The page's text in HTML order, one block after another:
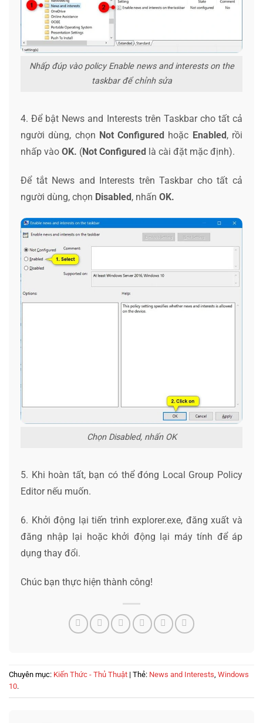
Nhấp đúp vào policy Enable news and interests on the
taskbar để chỉnh sửa
4. Để bật News and Interests trên Taskbar cho tất cả
người dùng, chọn Not Configured hoặc Enabled, rồi
nhấp vào OK. (Not Configured là cài đặt mặc định).
Để tắt News and Interests trên Taskbar cho tất cả
người dùng, chọn Disabled, nhấn OK.
Chọn Disabled, nhấn OK
5. Khi hoàn tất, bạn có thể đóng Local Group Policy
Editor nếu muốn.
6. Khởi động lại tiến trình explorer.exe, đăng xuất và
đăng nhập lại hoặc khởi động lại máy tính để áp
dụng thay đổi.
Chúc bạn thực hiện thành công!
Chuyên mục: Kiến Thức - Thủ Thuật | Thẻ: News and Interests, Windows
10.